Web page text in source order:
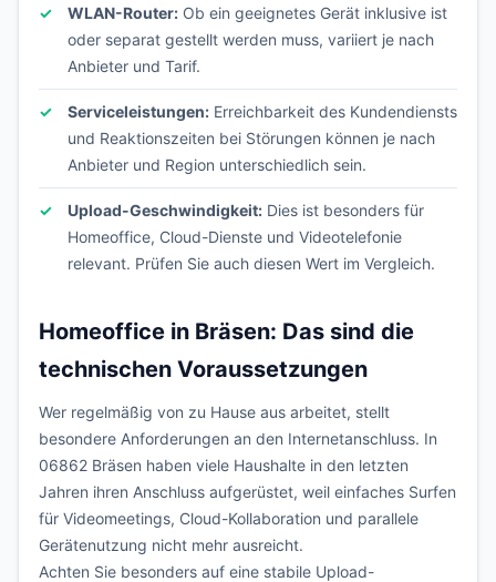
WLAN-Router: Ob ein geeignetes Gerät inklusive ist
oder separat gestellt werden muss, variiert je nach
Anbieter und Tarif.
Serviceleistungen: Erreichbarkeit des Kundendiensts
und Reaktionszeiten bei Störungen können je nach
Anbieter und Region unterschiedlich sein.
Upload-Geschwindigkeit: Dies ist besonders für
Homeoffice, Cloud-Dienste und Videotelefonie
relevant. Prüfen Sie auch diesen Wert im Vergleich.
Homeoffice in Bräsen: Das sind die
technischen Voraussetzungen
Wer regelmäßig von zu Hause aus arbeitet, stellt
besondere Anforderungen an den Internetanschluss. In
06862 Bräsen haben viele Haushalte in den letzten
Jahren ihren Anschluss aufgerüstet, weil einfaches Surfen
für Videomeetings, Cloud-Kollaboration und parallele
Gerätenutzung nicht mehr ausreicht.
Achten Sie besonders auf eine stabile Upload-